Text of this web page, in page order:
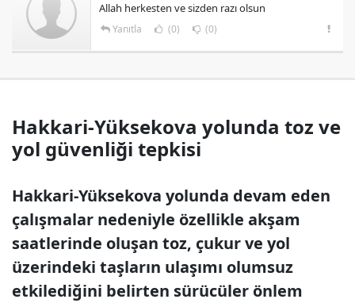
Allah herkesten ve sizden razı olsun
Yanıtla (0) (0)
Hakkari-Yüksekova yolunda toz ve
yol güvenliği tepkisi
Hakkari-Yüksekova yolunda devam eden
çalışmalar nedeniyle özellikle akşam
saatlerinde oluşan toz, çukur ve yol
üzerindeki taşların ulaşımı olumsuz
etkilediğini belirten sürücüler önlem